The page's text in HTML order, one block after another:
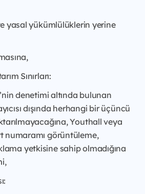
yasal yükümlülüklerin yerine
Sınırları:
denetimi altında bulunan
dışında herhangi bir üçüncü
Youthall veya
numaramı görüntüleme,
yetkisine sahip olmadığına